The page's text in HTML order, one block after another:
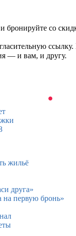
бронируйте со
— и вам, и другу.
жильё
друга»
первую бронь»